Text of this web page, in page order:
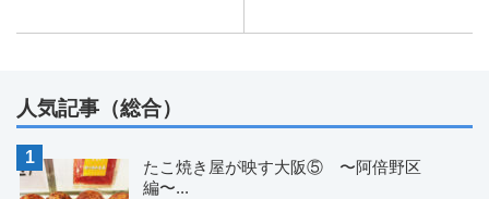
人気記事（総合）
たこ焼き屋が映す大阪⑤ 〜阿倍野区
編〜...